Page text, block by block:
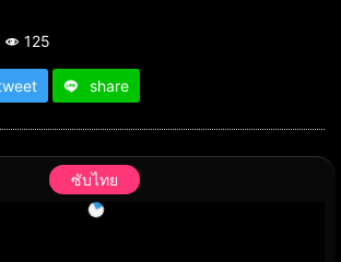
125
share
ซับไทย